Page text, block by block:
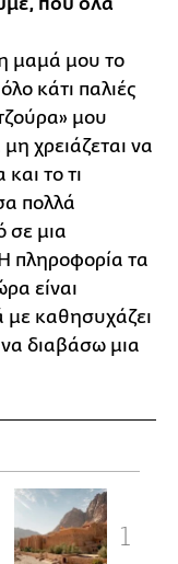
μαμά μου το
κάτι παλιές
μου
χρειάζεται να
το τι
πολλά
σε μια
πληροφορία τα
είναι
με καθησυχάζει
διαβάσω μια